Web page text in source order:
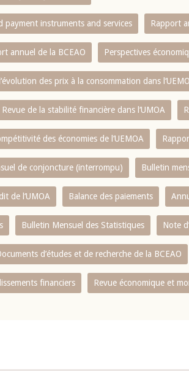
payment instruments and services Rapport
annuel de la BCEAO Perspectives
des prix à la consommation dans
Revue de la stabilité financière dans l‘UMOA
des économies de l‘UEMOA
de conjoncture (interrompu) Bulletin
de l‘UMOA Balance des paiements
Bulletin Mensuel des Statistiques Note
d’études et de recherche de la BCEAO
financiers Revue économique et